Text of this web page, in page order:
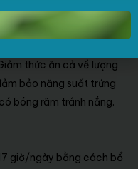
luộc, tăng dần tỷ lệ lúa
thức ăn cả về lượng
bảo năng suất trứng
bóng râm tránh nắng.
giờ/ngày bằng cách bổ